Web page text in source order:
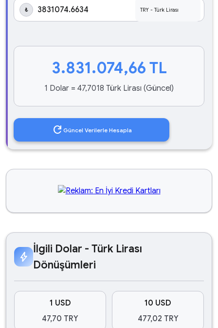
₺
3.831.074,66 TL
1 Dolar = 47,7018 Türk Lirası (Güncel)
refresh Güncel Verilerle Hesapla
bolt
İlgili Dolar - Türk Lirası
Dönüşümleri
1 USD
47,70 TRY
10 USD
477,02 TRY